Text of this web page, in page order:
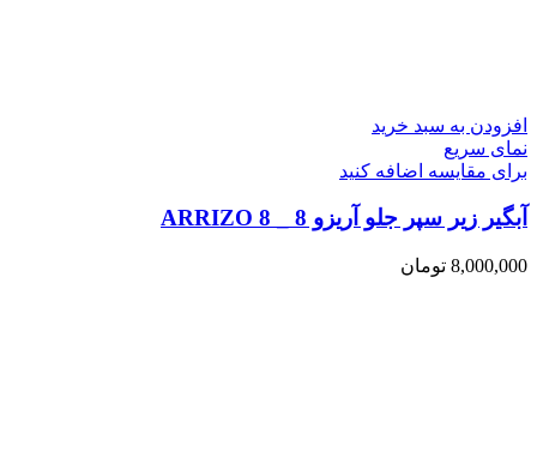
افزودن به سبد خرید
نمای سریع
برای مقایسه اضافه کنید
آبگیر زیر سپر جلو آریزو 8 _ ARRIZO 8
8,000,000 تومان